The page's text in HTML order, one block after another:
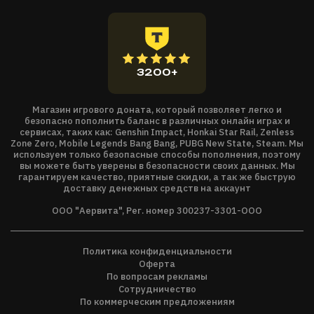
Магазин игрового доната, который позволяет легко и
безопасно пополнить баланс в различных онлайн играх и
сервисах, таких как: Genshin Impact, Honkai Star Rail, Zenless
Zone Zero, Mobile Legends Bang Bang, PUBG New State, Steam. Мы
используем только безопасные способы пополнения, поэтому
вы можете быть уверены в безопасности своих данных. Мы
гарантируем качество, приятные скидки, а так же быструю
доставку денежных средств на аккаунт
ООО "Аервита", Рег. номер 300237-3301-ООО
3200+
Политика конфиденциальности
Оферта
По вопросам рекламы
Сотрудничество
По коммерческим предложениям